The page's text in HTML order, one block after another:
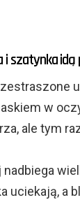
i szatynka
w
ale tym
uciekają, a